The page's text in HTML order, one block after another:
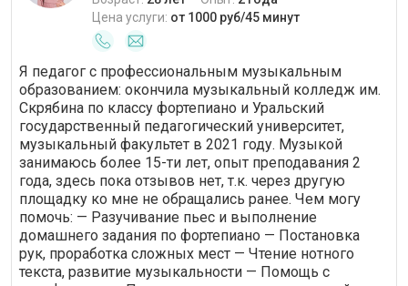
Цена услуги: от 1000 руб/45 минут
Я педагог с профессиональным музыкальным
образованием: окончила музыкальный колледж им.
Скрябина по классу фортепиано и Уральский
государственный педагогический университет,
музыкальный факультет в 2021 году. Музыкой
занимаюсь более 15-ти лет, опыт преподавания 2
года, здесь пока отзывов нет, т.к. через другую
площадку ко мне не обращались ранее. Чем могу
помочь: — Разучивание пьес и выполнение
домашнего задания по фортепиано — Постановка
рук, проработка сложных мест — Чтение нотного
текста, развитие музыкальности — Помощь с